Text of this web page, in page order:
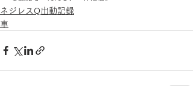
ネジレスQ出動記録
車